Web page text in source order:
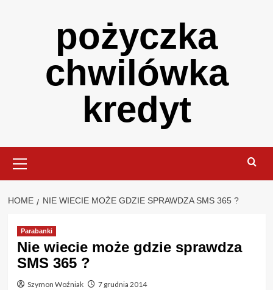
pożyczka
chwilówka
kredyt
Menu
HOME NIE WIECIE MOŻE GDZIE SPRAWDZA SMS 365 ?
Parabanki
Nie wiecie może gdzie sprawdza
SMS 365 ?
Szymon Woźniak 7 grudnia 2014